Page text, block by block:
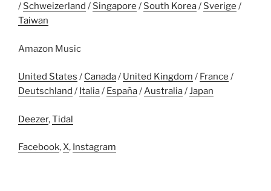
/ Schweizerland / Singapore / South Korea/ Sverige /
Taiwan
Amazon Music
United States / Canada/ United Kingdom / France /
Deutschland / Italia/ España/Australia/Japan
Deezer,Tidal
Facebook,X, Instagram